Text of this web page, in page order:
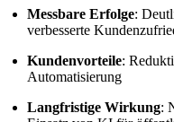
Messbare Erfolge:
verbesserte
Kundenvorteile:
Automatisierung
Langfristige Wirkung: